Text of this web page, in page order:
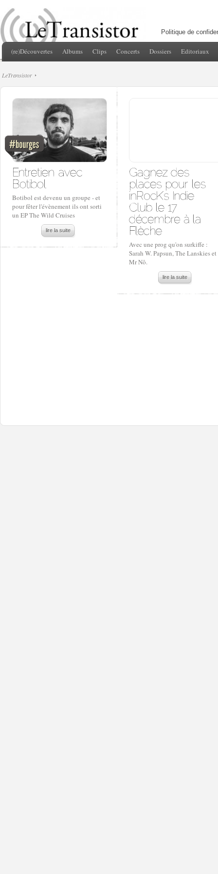
Politique de
(re)Découvertes Albums Clips Concerts Dossiers Editoriaux
LeTransistor
Botibol est devenu un groupe - et
pour fêter l'évènement ils ont sorti
un EP The Wild Cruises
lire la suite
Avec une prog qu'on surkiffe :
Sarah W. Papsun, The Lanskies et
Mr Nô.
lire la suite